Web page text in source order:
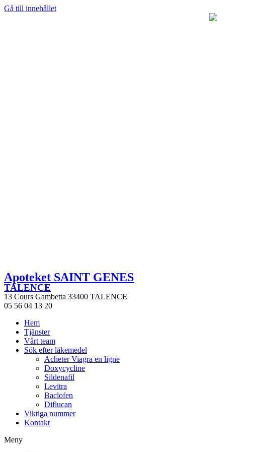
Gå till innehållet
Apoteket SAINT GENES
TALENCE
13 Cours Gambetta 33400 TALENCE
05 56 04 13 20
Hem
Tjänster
Vårt team
Sök efter läkemedel
Acheter Viagra en ligne
Doxycycline
Sildenafil
Levitra
Baclofen
Diflucan
Viktiga nummer
Kontakt
Meny